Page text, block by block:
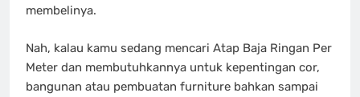
membelinya.
Nah, kalau kamu sedang mencari Atap Baja Ringan Per
Meter dan membutuhkannya untuk kepentingan cor,
bangunan atau pembuatan furniture bahkan sampai